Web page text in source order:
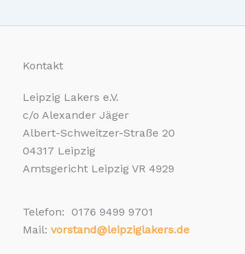
Kontakt
Leipzig Lakers e.V.
c/o Alexander Jäger
Albert-Schweitzer-Straße 20
04317 Leipzig
Amtsgericht Leipzig VR 4929
Telefon: 0176 9499 9701
Mail:vorstand@leipziglakers.de